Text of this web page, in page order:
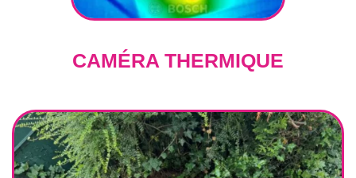
CAMÉRA THERMIQUE